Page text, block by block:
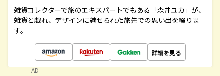
雑貨コレクターで旅のエキスパートでもある「森井ユカ」が、
雑貨と戯れ、デザインに魅せられた旅先での思い出を綴りま
す。
詳細を見る
AD